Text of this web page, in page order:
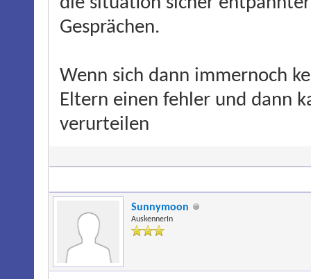
Gesprächen.
Wenn sich dann immernoch
Eltern einen fehler und dann
verurteilen
Sunnymoon
AuskennerIn